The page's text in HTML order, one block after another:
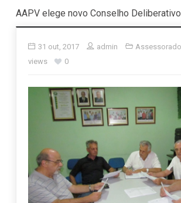
AAPV elege novo Conselho Deliberativo
31 out, 2017 admin
views
0